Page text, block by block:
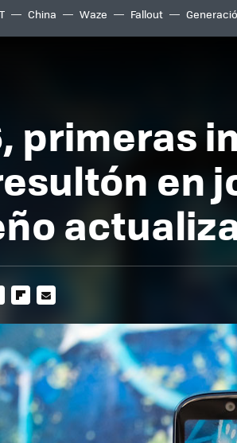
China Waze Fallout
primeras
en
MAIL